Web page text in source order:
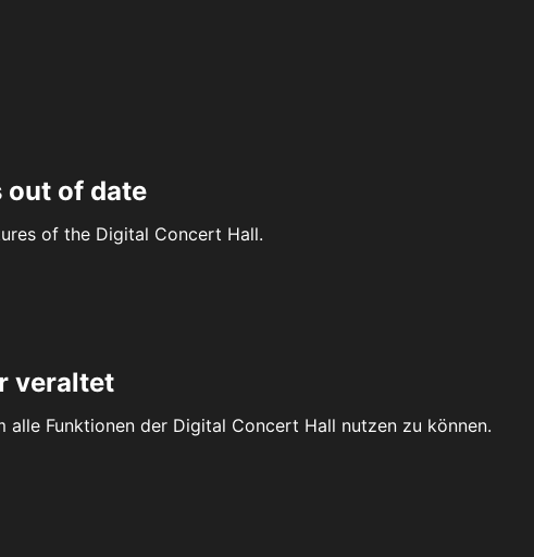
out of date
of the Digital Concert Hall.
veraltet
alle Funktionen der Digital Concert Hall nutzen zu können.